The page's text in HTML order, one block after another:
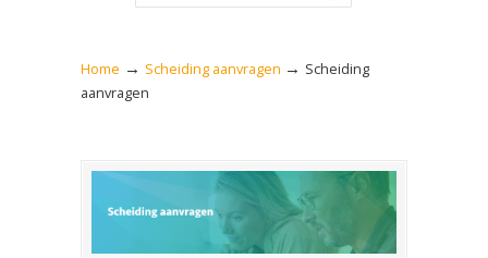
Home → Scheiding aanvragen → Scheiding
aanvragen